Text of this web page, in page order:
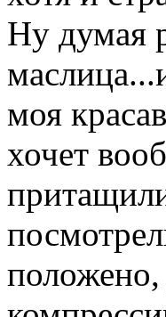
Ну думая
моя
хочет